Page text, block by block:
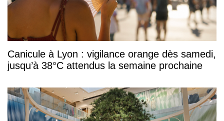
Canicule à Lyon : vigilance orange dès samedi,
jusqu’à 38°C attendus la semaine prochaine